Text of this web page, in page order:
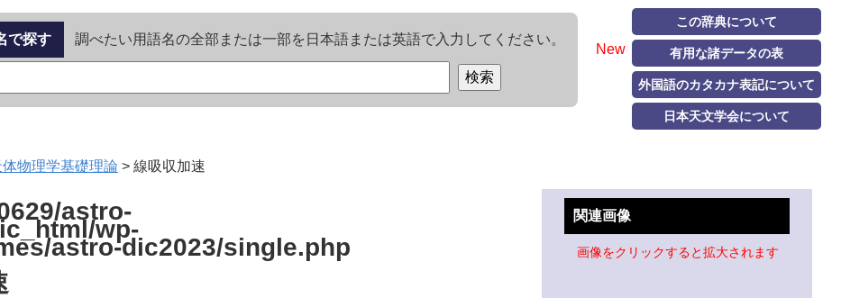
New
この辞典について
有用な諸データの表
外国語のカタカナ表記について
日本天文学会について
で探す 調べたい用語名の全部または一部を日本語または英語で入力してください。
体物理学基礎理論 > 線吸収加速
astro-
wp-
astro-dic2023/single.php
関連画像
画像をクリックすると拡大されます